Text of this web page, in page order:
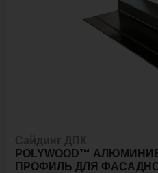
POLYWOOD™
ПРОФИЛЬ ДЛЯ